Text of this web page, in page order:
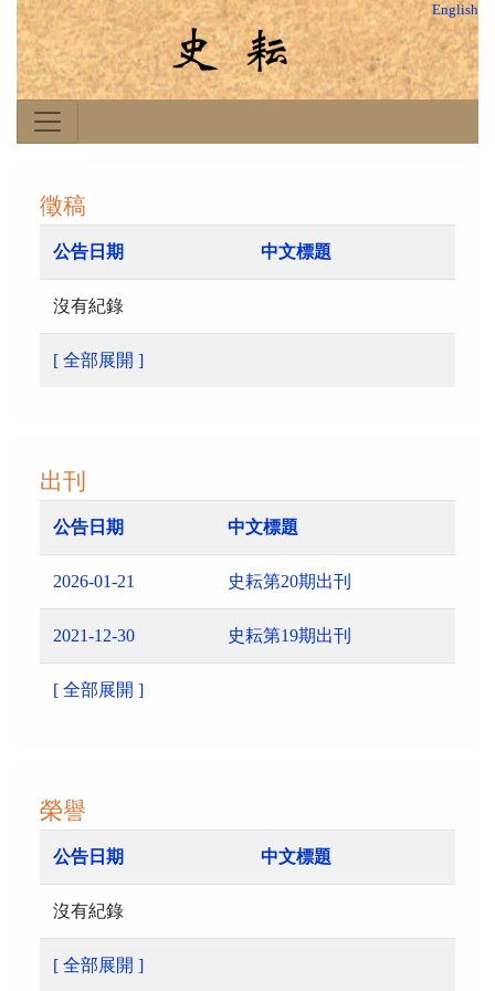
English
徵稿
公告日期 中文標題
沒有紀錄
[ 全部展開 ]
出刊
公告日期 中文標題
2026-01-21 史耘第20期出刊
2021-12-30 史耘第19期出刊
[ 全部展開 ]
榮譽
公告日期 中文標題
沒有紀錄
[ 全部展開 ]